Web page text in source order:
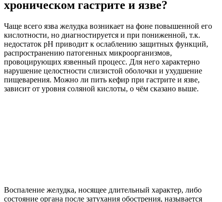
хроническом гастрите и язве?
Чаще всего язва желудка возникает на фоне повышенной его
кислотности, но диагностируется и при пониженной, т.к.
недостаток pH приводит к ослаблению защитных функций,
распространению патогенных микроорганизмов,
провоцирующих язвенный процесс. Для него характерно
нарушение целостности слизистой оболочки и ухудшение
пищеварения. Можно ли пить кефир при гастрите и язве,
зависит от уровня соляной кислоты, о чём сказано выше.
Воспаление желудка, носящее длительный характер, либо
состояние органа после затухания обострения, называется